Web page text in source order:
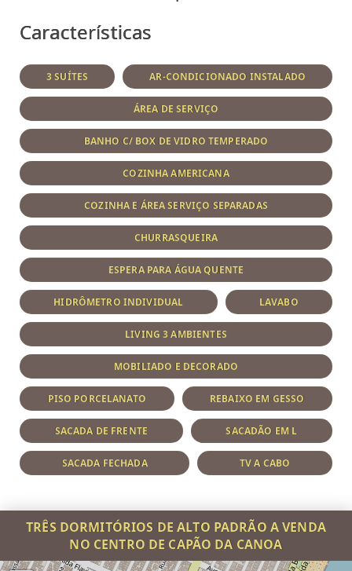
Características
3 SUÍTES AR-CONDICIONADO INSTALADO
ÁREA DE SERVIÇO
BANHO C/ BOX DE VIDRO TEMPERADO
COZINHA AMERICANA
COZINHA E ÁREA SERVIÇO SEPARADAS
CHURRASQUEIRA
ESPERA PARA ÁGUA QUENTE
HIDRÔMETRO INDIVIDUAL LAVABO
LIVING 3 AMBIENTES
MOBILIADO E DECORADO
PISO PORCELANATO REBAIXO EM GESSO
SACADA DE FRENTE SACADÃO EM L
SACADA FECHADA TV A CABO
TRÊS DORMITÓRIOS DE ALTO PADRÃO A VENDA
NO CENTRO DE CAPÃO DA CANOA